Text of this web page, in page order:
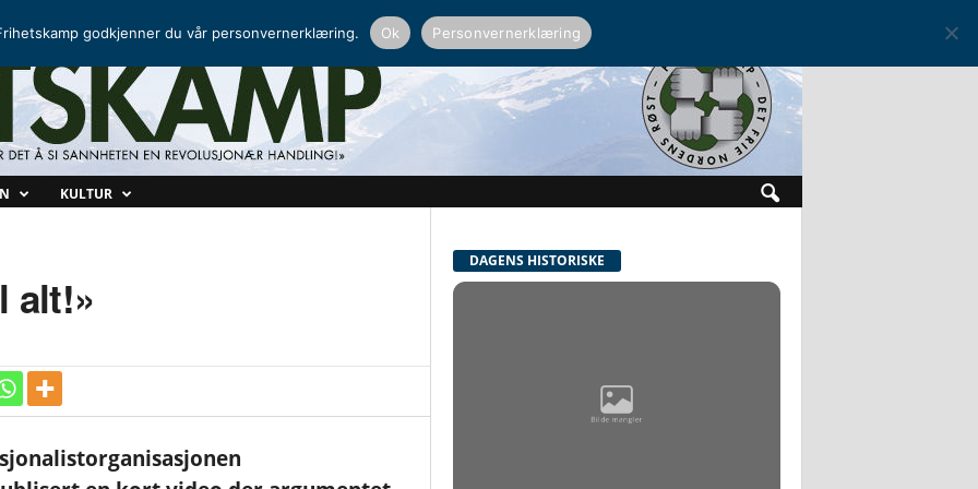
KULTUR
alt!»
DAGENS HISTORISKE
godkjenner du vår personvernerklæring. Ok Personvernerklæring